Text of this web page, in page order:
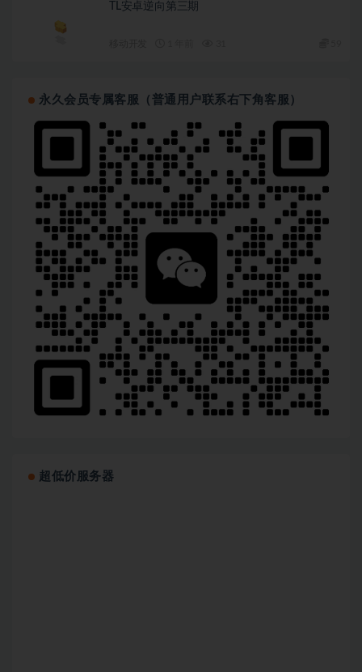
TL安卓逆向第三期
永久会员专属客服（普通用户联系右下角客服）
超低价服务器